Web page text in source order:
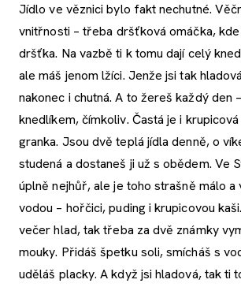
Jídlo ve věznici bylo fakt nechutné.
vnitřnosti – třeba dršťková omáčka,
dršťka. Na vazbě ti k tomu dají celý
ale máš jenom lžíci. Jenže jsi tak
nakonec i chutná. A to žereš každý den
knedlíkem, čímkoliv. Častá je i
granka. Jsou dvě teplá jídla denně, o
studená a dostaneš ji už s obědem. Ve
úplně nejhůř, ale je toho strašně málo a
vodou – hořčici, puding i krupicovou
večer hlad, tak třeba za dvě známky
mouky. Přidáš špetku soli, smícháš s
uděláš placky. A když jsi hladová, tak ti